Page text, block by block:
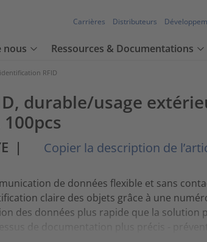
Carrières Distributeurs
nous Ressources & Documentations
RFID
durable/usage
| Copier la description de
de données flexible et sans
claire des objets grâce à une
des données plus rapide que la solution
de documentation plus précis -